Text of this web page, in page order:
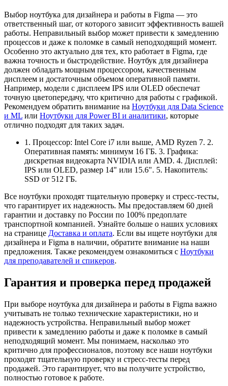
Выбор ноутбука для дизайнера и работы в Figma — это
ответственный шаг, от которого зависит эффективность вашей
работы. Неправильный выбор может привести к замедлению
процессов и даже к поломке в самый неподходящий момент.
Особенно это актуально для тех, кто работает в Figma, где
важна точность и быстродействие. Ноутбук для дизайнера
должен обладать мощным процессором, качественным
дисплеем и достаточным объемом оперативной памяти.
Например, модели с дисплеем IPS или OLED обеспечат
точную цветопередачу, что критично для работы с графикой.
Рекомендуем обратить внимание на Ноутбуки для Data Science
и ML или Ноутбуки для Power BI и аналитики, которые
отлично подходят для таких задач.
1. Процессор: Intel Core i7 или выше, AMD Ryzen 7. 2.
Оперативная память: минимум 16 ГБ. 3. Графика:
дискретная видеокарта NVIDIA или AMD. 4. Дисплей:
IPS или OLED, размер 14" или 15.6". 5. Накопитель:
SSD от 512 ГБ.
Все ноутбуки проходят тщательную проверку и стресс-тесты,
что гарантирует их надежность. Мы предоставляем 60 дней
гарантии и доставку по России по 100% предоплате
транспортной компанией. Узнайте больше о наших условиях
на странице Доставка и оплата. Если вы ищете ноутбуки для
дизайнера и Figma в наличии, обратите внимание на наши
предложения. Также рекомендуем ознакомиться с Ноутбуки
для преподавателей и спикеров.
Гарантия и проверка перед продажей
При выборе ноутбука для дизайнера и работы в Figma важно
учитывать не только технические характеристики, но и
надежность устройства. Неправильный выбор может
привести к замедлению работы и даже к поломке в самый
неподходящий момент. Мы понимаем, насколько это
критично для профессионалов, поэтому все наши ноутбуки
проходят тщательную проверку и стресс-тесты перед
продажей. Это гарантирует, что вы получите устройство,
полностью готовое к работе.